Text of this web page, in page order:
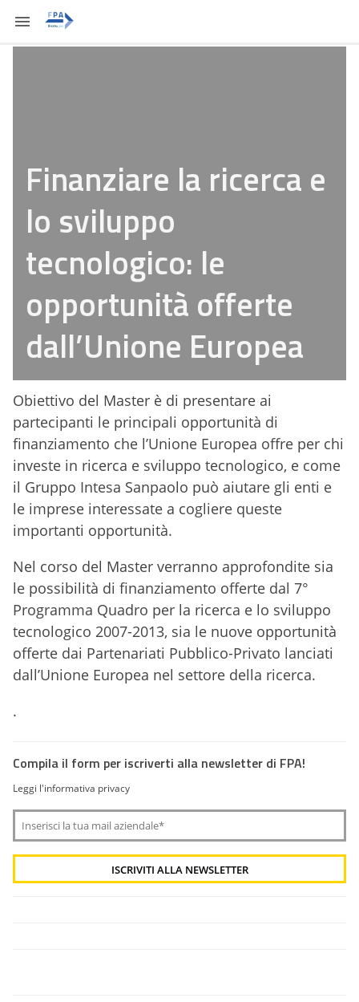
Finanziare la ricerca e
lo sviluppo
tecnologico: le
opportunità offerte
dall’Unione Europea
Obiettivo del Master è di presentare ai
partecipanti le principali opportunità di
finanziamento che l’Unione Europea offre per chi
investe in ricerca e sviluppo tecnologico, e come
il Gruppo Intesa Sanpaolo può aiutare gli enti e
le imprese interessate a cogliere queste
importanti opportunità.
Nel corso del Master verranno approfondite sia
le possibilità di finanziamento offerte dal 7°
Programma Quadro per la ricerca e lo sviluppo
tecnologico 2007-2013, sia le nuove opportunità
offerte dai Partenariati Pubblico-Privato lanciati
dall’Unione Europea nel settore della ricerca.
.
Compila il form per iscriverti alla newsletter di FPA!
Leggi l'informativa privacy